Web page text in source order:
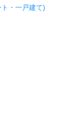
・一戸建て)